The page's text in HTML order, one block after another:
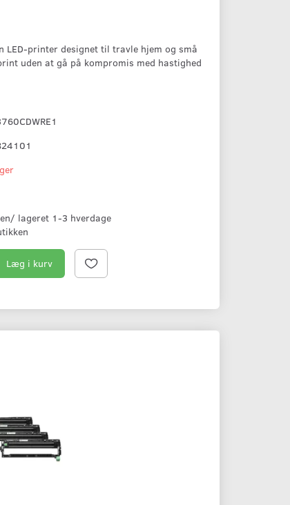
printer designet til travle hjem og små
uden at gå på kompromis med hastighed
lageret 1-3 hverdage
Læg i kurv